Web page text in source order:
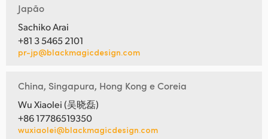
Japão
Sachiko Arai
+81 3 5465 2101
pr-jp@blackmagicdesign.com
China, Singapura, Hong Kong e Coreia
Wu Xiaolei (吴晓磊)
+86 17786519350
wuxiaolei@blackmagicdesign.com